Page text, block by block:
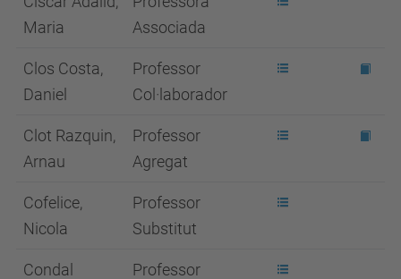
Maria
Associada
Clos Costa,
Daniel
Professor
Col·laborador
Clot Razquin,
Arnau
Professor
Agregat
Cofelice,
Nicola
Professor
Substitut
Condal Professor